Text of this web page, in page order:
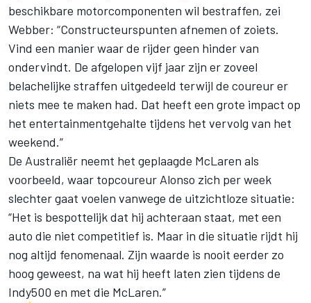
beschikbare motorcomponenten wil bestraffen, zei
Webber: “Constructeurspunten afnemen of zoiets.
Vind een manier waar de rijder geen hinder van
ondervindt. De afgelopen vijf jaar zijn er zoveel
belachelijke straffen uitgedeeld terwijl de coureur er
niets mee te maken had. Dat heeft een grote impact op
het entertainmentgehalte tijdens het vervolg van het
weekend.”
De Australiër neemt het geplaagde McLaren als
voorbeeld, waar topcoureur Alonso zich per week
slechter gaat voelen vanwege de uitzichtloze situatie:
“Het is bespottelijk dat hij achteraan staat, met een
auto die niet competitief is. Maar in die situatie rijdt hij
nog altijd fenomenaal. Zijn waarde is nooit eerder zo
hoog geweest, na wat hij heeft laten zien tijdens de
Indy500 en met die McLaren.”